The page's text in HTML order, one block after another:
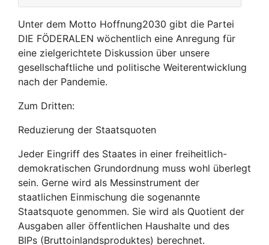
Unter dem Motto Hoffnung2030 gibt die Partei
DIE FÖDERALEN wöchentlich eine Anregung für
eine zielgerichtete Diskussion über unsere
gesellschaftliche und politische Weiterentwicklung
nach der Pandemie.
Zum Dritten:
Reduzierung der Staatsquoten
Jeder Eingriff des Staates in einer freiheitlich-
demokratischen Grundordnung muss wohl überlegt
sein. Gerne wird als Messinstrument der
staatlichen Einmischung die sogenannte
Staatsquote genommen. Sie wird als Quotient der
Ausgaben aller öffentlichen Haushalte und des
BIPs (Bruttoinlandsproduktes) berechnet.